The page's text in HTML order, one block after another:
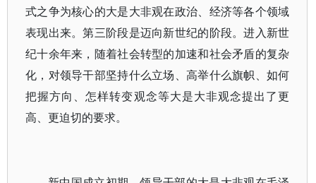
式之争为核心的大是大非观在政治、经济等各个领域
表现出来。第三阶段是迈向新世纪的阶段。进入新世
纪十余年来，随着社会转型的加速和社会矛盾的复杂
化，对领导干部坚持什么立场、高举什么旗帜、如何
把握方向、怎样转变观念等大是大非观念提出了更
高、更迫切的要求。